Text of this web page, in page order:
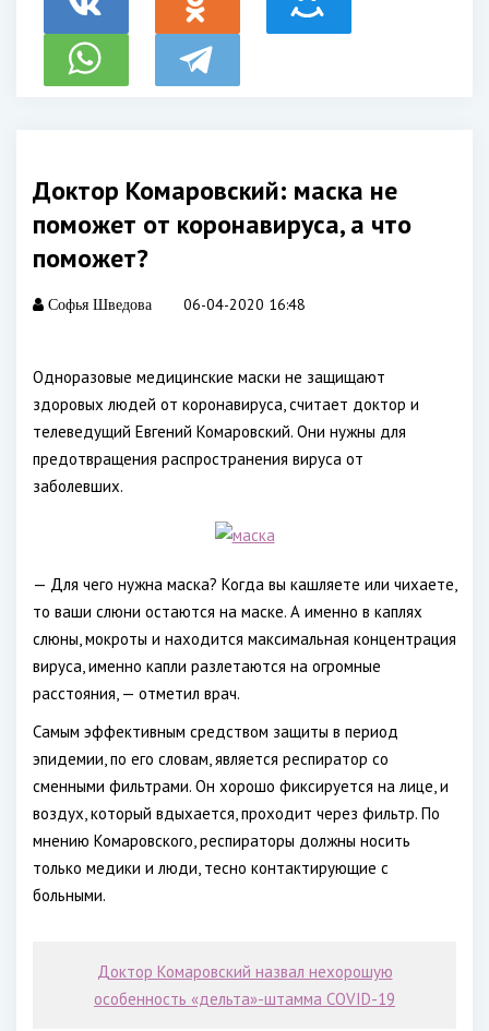
Доктор Комаровский: маска не
поможет от коронавируса, а что
поможет?
Софья Шведова 06-04-2020 16:48
Одноразовые медицинские маски не защищают
здоровых людей от коронавируса, считает доктор и
телеведущий Евгений Комаровский. Они нужны для
предотвращения распространения вируса от
заболевших.
— Для чего нужна маска? Когда вы кашляете или чихаете,
то ваши слюни остаются на маске. А именно в каплях
слюны, мокроты и находится максимальная концентрация
вируса, именно капли разлетаются на огромные
расстояния, — отметил врач.
Самым эффективным средством защиты в период
эпидемии, по его словам, является респиратор со
сменными фильтрами. Он хорошо фиксируется на лице, и
воздух, который вдыхается, проходит через фильтр. По
мнению Комаровского, респираторы должны носить
только медики и люди, тесно контактирующие с
больными.
Доктор Комаровский назвал нехорошую
особенность «дельта»-штамма COVID-19